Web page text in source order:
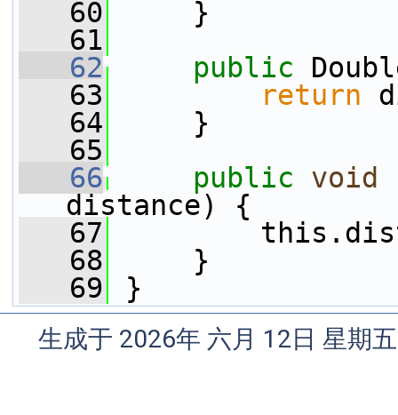
   60
}
   61
   62
public
   63
return
   64
}
   65
   66
public void
distance) {
   67
   68
}
   69
}
生成于 2026年 六月 12日 星期